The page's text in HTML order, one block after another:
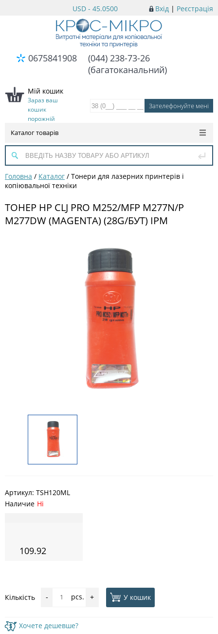
Вхід | Реєстрація
USD - 45.0500
0675841908
(044) 238-73-26
(багатоканальний)
Мій кошик
Зараз ваш
кошик
порожній
Каталог товарів
Головна / Каталог / Тонери для лазерних принтерів і
копіювальної техніки
ТОНЕР HP CLJ PRO M252/MFP M277N/P
M277DW (MAGENTA) (28G/БУТ) IPM
Артикул: TSH120ML
Наличие Ні
109.92
Кількість - pcs. + У кошик
Хочете дешевше?